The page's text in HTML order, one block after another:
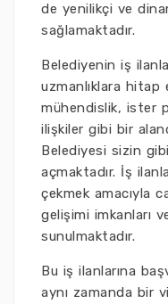
de yenilikçi ve
sağlamaktadır.
Belediyenin iş
uzmanlıklara
mühendislik, ister
ilişkiler gibi bir
Belediyesi sizin
açmaktadır. İş
çekmek amacıyla
gelişimi imkanları
sunulmaktadır.
Bu iş ilanlarına
aynı zamanda bir